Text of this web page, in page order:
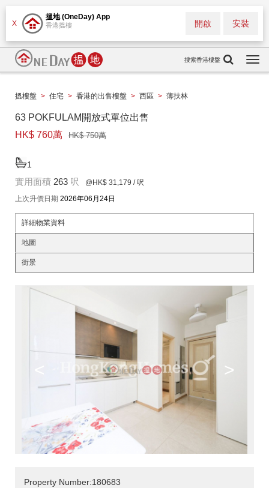
X
搵地 (OneDay) App
香港搵樓 安裝
開啟
搜索香港樓盤
搵樓盤 > 住宅 > 香港的出售樓盤 > 西區 > 薄扶林
63 POKFULAM開放式單位出售
HK$ 760萬
HK$ 750萬
1
實用面積 263 呎 @HK$ 31,179 / 呎
上次升價日期 2026年06月24日
詳細物業資料
地圖
街景
>
Property Number:180683